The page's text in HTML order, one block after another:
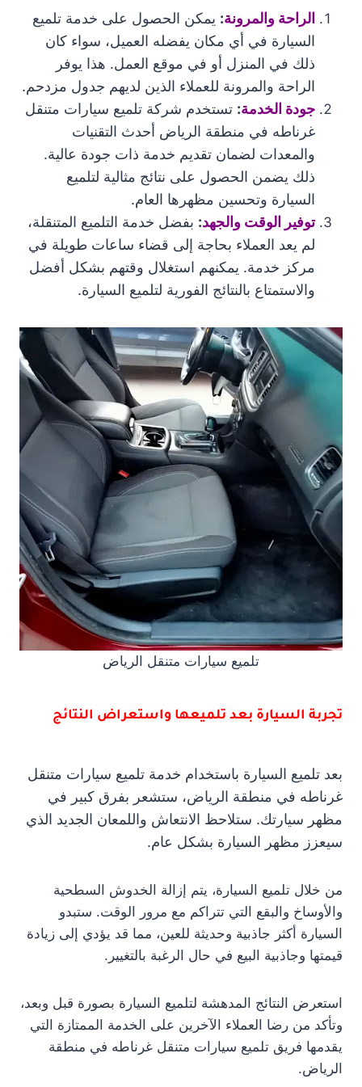
الراحة والمرونة: يمكن الحصول على خدمة تلميع
السيارة في أي مكان يفضله العميل، سواء كان
ذلك في المنزل أو في موقع العمل. هذا يوفر
الراحة والمرونة للعملاء الذين لديهم جدول مزدحم.
جودة الخدمة: تستخدم شركة تلميع سيارات متنقل
غرناطه في منطقة الرياض أحدث التقنيات
والمعدات لضمان تقديم خدمة ذات جودة عالية.
ذلك يضمن الحصول على نتائج مثالية لتلميع
السيارة وتحسين مظهرها العام.
توفير الوقت والجهد: بفضل خدمة التلميع المتنقلة،
لم يعد العملاء بحاجة إلى قضاء ساعات طويلة في
مركز خدمة. يمكنهم استغلال وقتهم بشكل أفضل
والاستمتاع بالنتائج الفورية لتلميع السيارة.
تلميع سيارات متنقل الرياض
تجربة السيارة بعد تلميعها واستعراض النتائج
بعد تلميع السيارة باستخدام خدمة تلميع سيارات متنقل
غرناطه في منطقة الرياض، ستشعر بفرق كبير في
مظهر سيارتك. ستلاحظ الانتعاش واللمعان الجديد الذي
سيعزز مظهر السيارة بشكل عام.
من خلال تلميع السيارة، يتم إزالة الخدوش السطحية
والأوساخ والبقع التي تتراكم مع مرور الوقت. ستبدو
السيارة أكثر جاذبية وحديثة للعين، مما قد يؤدي إلى زيادة
قيمتها وجاذبية البيع في حال الرغبة بالتغيير.
استعرض النتائج المدهشة لتلميع السيارة بصورة قبل وبعد،
وتأكد من رضا العملاء الآخرين على الخدمة الممتازة التي
يقدمها فريق تلميع سيارات متنقل غرناطه في منطقة
الرياض.